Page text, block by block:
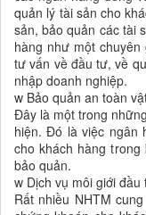
quản lý tài sản cho
sản, bảo quản các tài
hàng như một
tư vấn về đầu tư, về
nhập doanh nghiệp.
w Bảo quản an toàn
Đây là một trong
hiện. Đó là việc ngân
cho khách hàng
bảo quản.
w Dịch vụ môi giới
Rất nhiều NHTM